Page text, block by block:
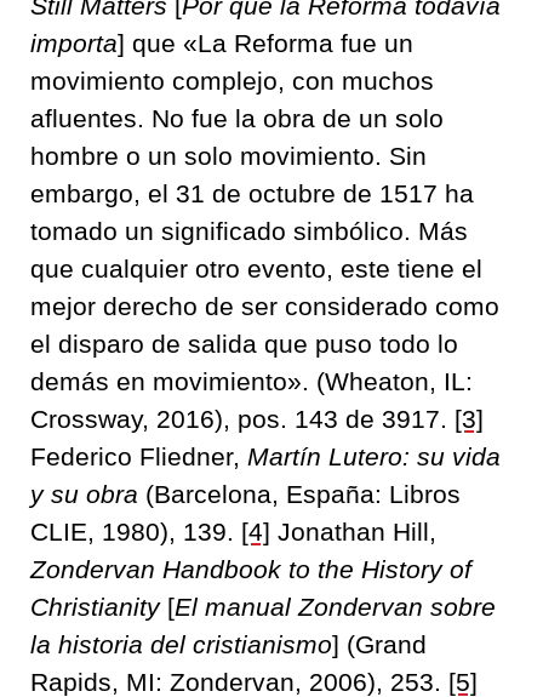
importa] que «La Reforma fue un
movimiento complejo, con muchos
afluentes. No fue la obra de un solo
hombre o un solo movimiento. Sin
embargo, el 31 de octubre de 1517 ha
tomado un significado simbólico. Más
que cualquier otro evento, este tiene el
mejor derecho de ser considerado como
el disparo de salida que puso todo lo
demás en movimiento». (Wheaton, IL:
Crossway, 2016), pos. 143 de 3917. [3]
Federico Fliedner, Martín Lutero: su vida
y su obra (Barcelona, España: Libros
CLIE, 1980), 139. [4] Jonathan Hill,
Zondervan Handbook to the History of
Christianity[El manual Zondervan sobre
la historia del cristianismo] (Grand
Rapids, MI: Zondervan, 2006), 253. [5]